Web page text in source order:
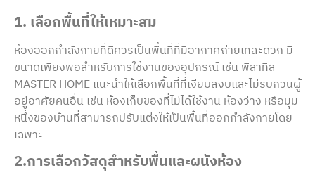
1. เลือกพื้นที่ให้เหมาะสม
ห้องออกกำลังกายที่ดีควรเป็นพื้นที่ที่มีอากาศถ่ายเทสะดวก มี
ขนาดเพียงพอสำหรับการใช้งานของอุปกรณ์ เช่น พิลาทิส
MASTER HOME แนะนำให้เลือกพื้นที่ที่เงียบสงบและไม่รบกวนผู้
อยู่อาศัยคนอื่น เช่น ห้องเก็บของที่ไม่ได้ใช้งาน ห้องว่าง หรือมุม
หนึ่งของบ้านที่สามารถปรับแต่งให้เป็นพื้นที่ออกกำลังกายโดย
เฉพาะ
2.การเลือกวัสดุสำหรับพื้นและผนังห้อง